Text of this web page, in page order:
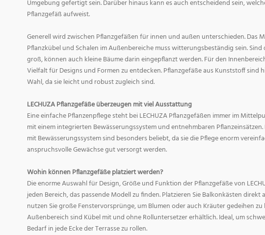
Umgebung gefertigt sein. Darüber hinaus kann es auch entscheidend sein,
Pflanzgefäß aufweist.
Generell wird zwischen Pflanzgefäßen für innen und außen unterschieden. Das
Pflanzkübel und Schalen im Außenbereiche muss witterungsbeständig sein. Sind
groß, können auch kleine Bäume darin eingepflanzt werden. Für den
Vielfalt für Designs und Formen zu entdecken. Pflanzgefäße aus Kunststoff sind
Wahl, da sie leicht und robust zugleich sind.
LECHUZA Pflanzgefäße überzeugen mit viel Ausstattung
Eine einfache Pflanzenpflege steht bei LECHUZA Pflanzgefäßen immer im
mit einem integrierten Bewässerungssystem und entnehmbaren
mit Bewässerungssystem sind besonders beliebt, da sie die Pflege enorm
anspruchsvolle Gewächse gut versorgt werden.
Wohin können Pflanzgefäße platziert werden?
Die enorme Auswahl für Design, Größe und Funktion der Pflanzgefäße von
jeden Bereich, das passende Modell zu finden. Platzieren Sie Balkonkästen direkt
nutzen Sie große Fenstervorsprünge, um Blumen oder auch Kräuter gedeihen zu
Außenbereich sind Kübel mit und ohne Rolluntersetzer erhältlich. Ideal, um
Bedarf in jede Ecke der Terrasse zu rollen.